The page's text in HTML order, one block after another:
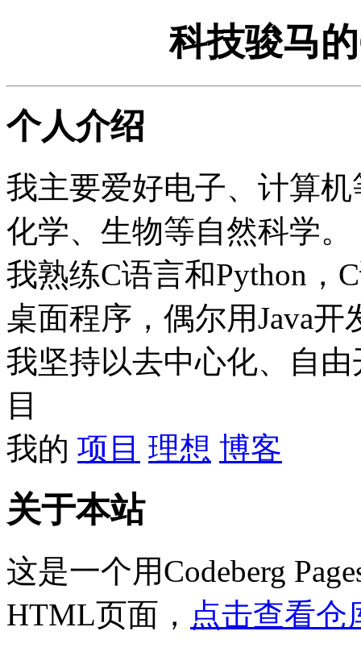
科技骏马
个人介绍
我主要爱好电子、计算
化学、生物等自然科学。
我熟练C语言和Python，
桌面程序，偶尔用Java开
我坚持以去中心化、自
目
我的 项目 理想 博客
关于本站
这是一个用Codeberg
HTML页面， 点击查看仓